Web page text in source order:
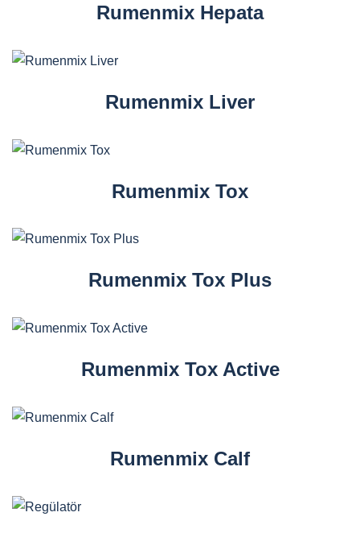
Rumenmix Hepata
Rumenmix Liver
Rumenmix Tox
Rumenmix Tox Plus
Rumenmix Tox Active
Rumenmix Calf